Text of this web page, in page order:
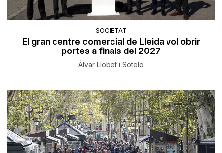
SOCIETAT
El gran centre comercial de Lleida vol obrir
portes a finals del 2027
Àlvar Llobet i Sotelo